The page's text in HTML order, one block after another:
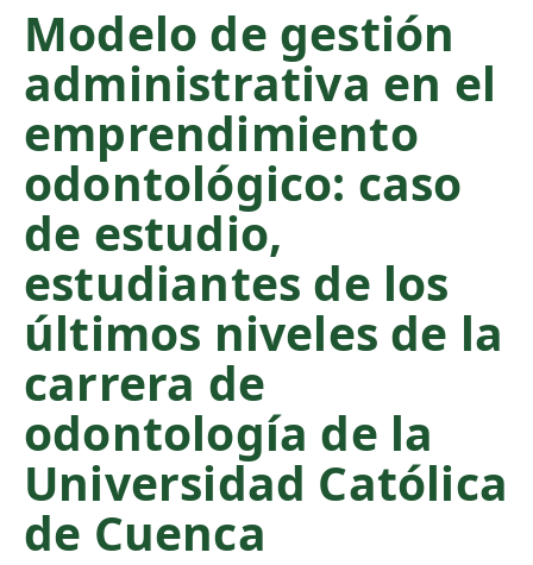
n
e
n
t
S
i
d
e
b
Modelo de gestión
administrativa en el
emprendimiento
odontológico: caso
de estudio,
estudiantes de los
últimos niveles de la
carrera de
odontología de la
Universidad Católica
de Cuenca